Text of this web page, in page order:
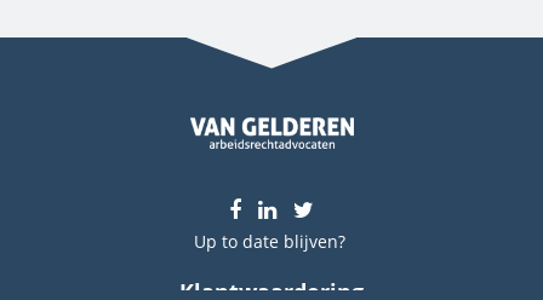
Up to date blijven?
Klantwaardering